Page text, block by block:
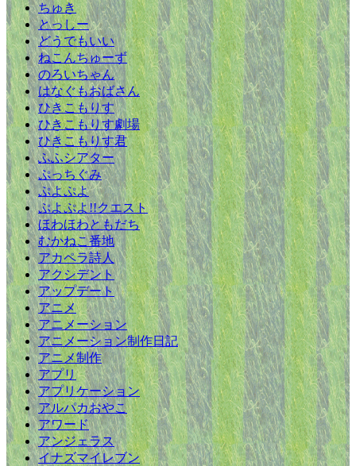
ちゅき
とっしー
どうでもいい
ねこんちゅーず
のろいちゃん
はなぐもおばさん
ひきこもりす
ひきこもりす劇場
ひきこもりす君
ふふシアター
ぷっちぐみ
ぷよぷよ
ぷよぷよ!!クエスト
ほわほわともだち
むかねこ番地
アカペラ詩人
アクシデント
アップデート
アニメ
アニメーション
アニメーション制作日記
アニメ制作
アプリ
アプリケーション
アルパカおやこ
アワード
アンジェラス
イナズマイレブン